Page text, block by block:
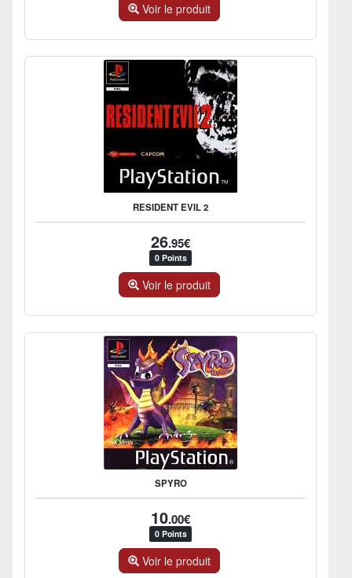
Voir le produit
RESIDENT EVIL 2
26.95€
0 Points
Voir le produit
SPYRO
10.00€
0 Points
Voir le produit